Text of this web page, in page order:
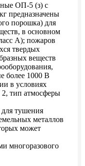
ОП-5 (з) с
предназначены
порошка) для
в основном
А); пожаров
твердых
веществ
более 1000 В
в условиях
2, тип атмосферы
тушения
металлов
может
многоразового